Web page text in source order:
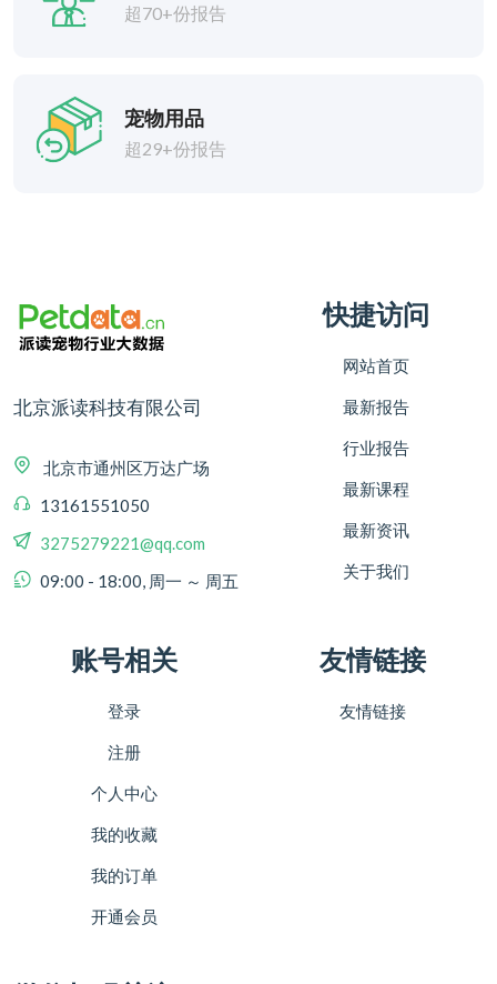
超70+份报告
宠物用品
超29+份报告
北京派读科技有限公司
北京市通州区万达广场
13161551050
3275279221@qq.com
09:00 - 18:00, 周一 ～ 周五
快捷访问
网站首页
最新报告
行业报告
最新课程
最新资讯
关于我们
账号相关
登录
注册
个人中心
我的收藏
我的订单
开通会员
友情链接
友情链接